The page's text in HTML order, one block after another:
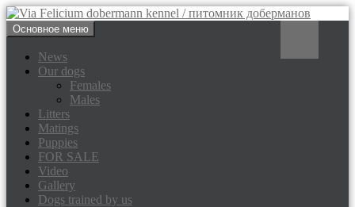
Via Felicium dobermann
kennel / питомник доберманов
Основное меню
к
News
Our dogs
Females
Males
Litters
Matings
Puppies
FOR SALE
Video
Gallery
Dogs trained by us